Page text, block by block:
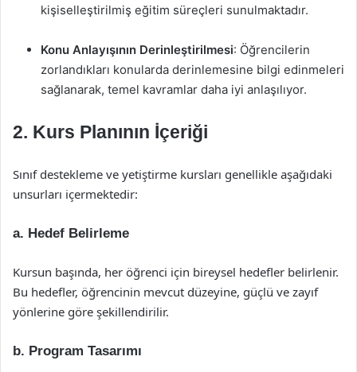
kişiselleştirilmiş eğitim süreçleri sunulmaktadır.
Konu Anlayışının Derinleştirilmesi: Öğrencilerin
zorlandıkları konularda derinlemesine bilgi edinmeleri
sağlanarak, temel kavramlar daha iyi anlaşılıyor.
2. Kurs Planının İçeriği
Sınıf destekleme ve yetiştirme kursları genellikle aşağıdaki
unsurları içermektedir:
a. Hedef Belirleme
Kursun başında, her öğrenci için bireysel hedefler belirlenir.
Bu hedefler, öğrencinin mevcut düzeyine, güçlü ve zayıf
yönlerine göre şekillendirilir.
b. Program Tasarımı